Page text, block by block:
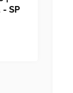
SP